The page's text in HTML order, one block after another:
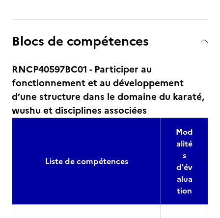
Blocs de compétences
RNCP40597BC01 - Participer au
fonctionnement et au développement
d’une structure dans le domaine du karaté,
wushu et disciplines associées
Liste de compétences
Mod
alité
s
d'év
alua
tion